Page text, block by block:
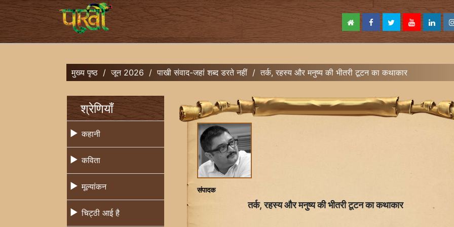
मुख्य पृष्ठ / जून 2026 / पाखी संवाद-जहां शब्द डरते नहीं / तर्क, रहस्य और मनुष्य की भीतरी टूटन का कथाकार
श्रेणियाँ
कहानी
कविता
मूल्यांकन
चिट्ठी आई है
संपादक
तर्क, रहस्य और मनुष्य की भीतरी टूटन का कथाकार